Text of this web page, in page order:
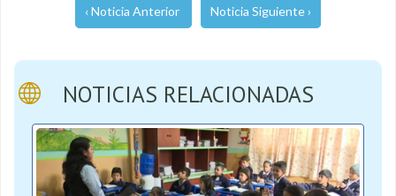
‹ Noticia Anterior Noticia Siguiente ›
NOTICIAS RELACIONADAS